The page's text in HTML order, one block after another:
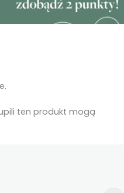
ten produkt mogą